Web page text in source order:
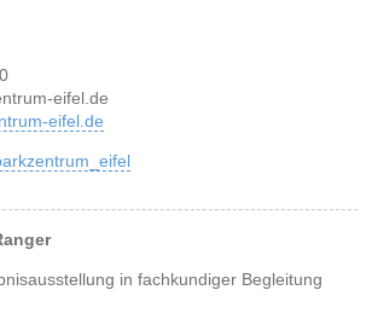
eifel.de
eifel.de
in fachkundiger Begleitung